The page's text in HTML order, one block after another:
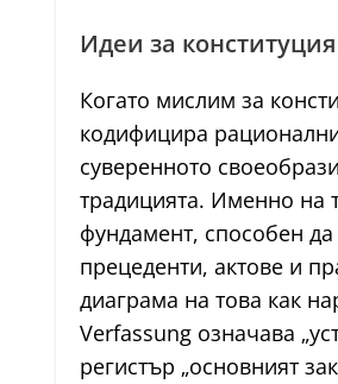
Идеи за
Когато мислим за
кодифицира
суверенното
традицията. Именно на
фундамент, способен
прецеденти, актове и
диаграма на това как
Verfassung означава
регистър „основният